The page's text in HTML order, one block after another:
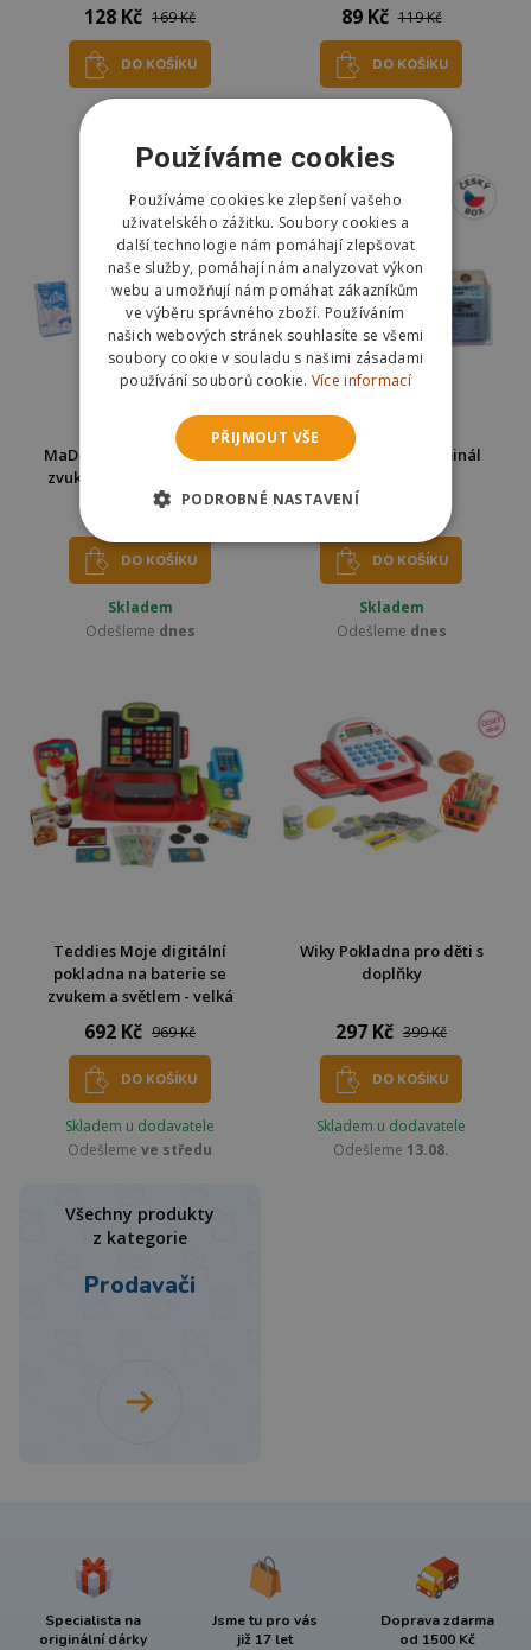
128 Kč 169 Kč
DO KOŠÍKU
89 Kč 119 Kč
DO KOŠÍKU
MaDe Dětská pokladna se
zvukem na baterie 20 cm
498 Kč
DO KOŠÍKU
Skladem
Odešleme dnes
MaDe Platební terminál
216 Kč
DO KOŠÍKU
Skladem
Odešleme dnes
Teddies Moje digitální
pokladna na baterie se
zvukem a světlem - velká
692 Kč 969 Kč
DO KOŠÍKU
Skladem u dodavatele
Odešleme ve středu
Wiky Pokladna pro děti s
doplňky
297 Kč 399 Kč
DO KOŠÍKU
Skladem u dodavatele
Odešleme 13.08.
Všechny produkty
z kategorie
Prodavači
Specialista na
originální dárky
Jsme tu pro vás
již 17 let
Doprava zdarma
od 1500 Kč
Používáme cookies
Používáme cookies ke zlepšení vašeho
uživatelského zážitku. Soubory cookies a
další technologie nám pomáhají zlepšovat
naše služby, pomáhají nám analyzovat výkon
webu a umožňují nám pomáhat zákazníkům
ve výběru správného zboží. Používáním
našich webových stránek souhlasíte se všemi
soubory cookie v souladu s našimi zásadami
používání souborů cookie. Více informací
PŘIJMOUT VŠE
PODROBNÉ NASTAVENÍ